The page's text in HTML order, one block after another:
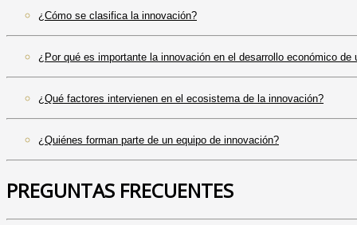
¿Cómo se clasifica la innovación?
¿Por qué es importante la innovación en el desarrollo económico de
¿Qué factores intervienen en el ecosistema de la innovación?
¿Quiénes forman parte de un equipo de innovación?
PREGUNTAS FRECUENTES